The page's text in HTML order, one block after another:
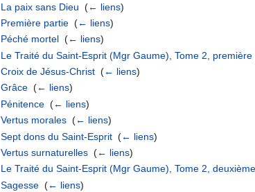
La paix sans Dieu ‎(← liens)
Première partie ‎(← liens)
Péché mortel ‎(← liens)
Le Traité du Saint-Esprit (Mgr Gaume), Tome 2, première
Croix de Jésus-Christ ‎(← liens)
Grâce ‎(← liens)
Pénitence ‎(← liens)
Vertus morales ‎(← liens)
Sept dons du Saint-Esprit ‎(← liens)
Vertus surnaturelles ‎(← liens)
Le Traité du Saint-Esprit (Mgr Gaume), Tome 2,
Sagesse ‎(← liens)